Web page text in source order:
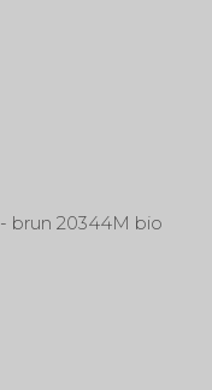
brun 20344M bio